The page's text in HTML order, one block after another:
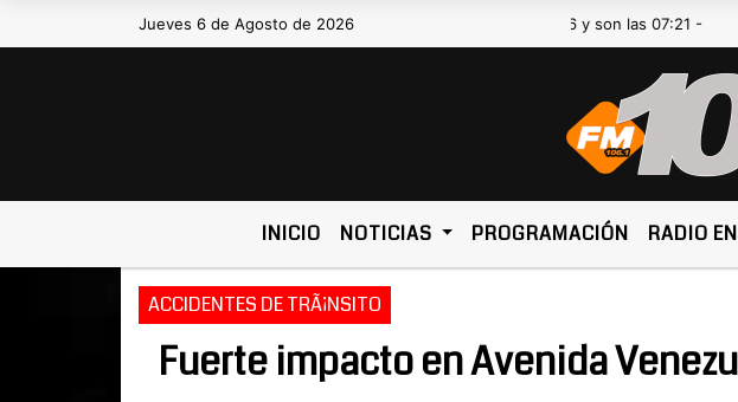
Jueves 6 de Agosto de 2026
Hoy es Jueves 6 de Agosto de 2026 y son las 07:21 -
INICIO NOTICIAS PROGRAMACIÓN RADIO
ACCIDENTES DE TRÃ¡NSITO
Fuerte impacto en Avenida